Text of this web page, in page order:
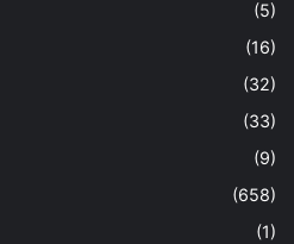
(5)
(16)
(32)
(33)
(9)
(658)
(1)